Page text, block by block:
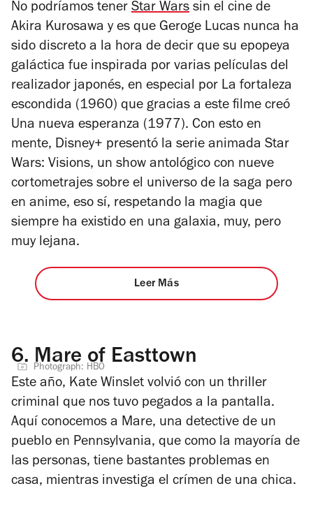
No podríamos tener Star Wars sin el cine de
Akira Kurosawa y es que Geroge Lucas nunca ha
sido discreto a la hora de decir que su epopeya
galáctica fue inspirada por varias películas del
realizador japonés, en especial por La fortaleza
escondida (1960) que gracias a este filme creó
Una nueva esperanza (1977). Con esto en
mente, Disney+ presentó la serie animada Star
Wars: Visions, un show antológico con nueve
cortometrajes sobre el universo de la saga pero
en anime, eso sí, respetando la magia que
siempre ha existido en una galaxia, muy, pero
muy lejana.
Leer Más
6. Mare of Easttown
Photograph: HBO
Este año, Kate Winslet volvió con un thriller
criminal que nos tuvo pegados a la pantalla.
Aquí conocemos a Mare, una detective de un
pueblo en Pennsylvania, que como la mayoría de
las personas, tiene bastantes problemas en
casa, mientras investiga el crímen de una chica.